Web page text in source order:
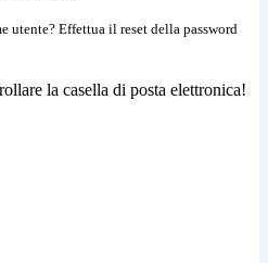
utente? Effettua il reset della password
la casella di posta elettronica!